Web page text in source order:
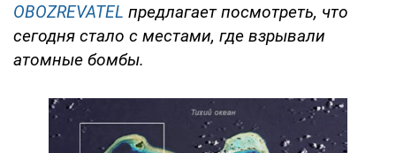
OBOZREVATEL предлагает посмотреть, что
сегодня стало с местами, где взрывали
атомные бомбы.